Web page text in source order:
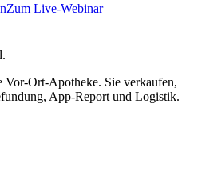
Zum Live-Webinar
Ort-Apotheke. Sie verkaufen,
App-Report und Logistik.